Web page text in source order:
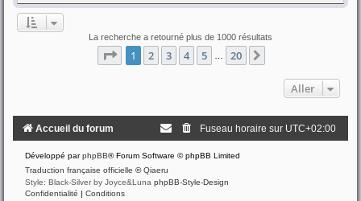
La recherche a retourné plus de 1000 résultats
Page 1sur20
1 2 3 4 5 20
Aller
Accueil du forum Fuseau horaire sur UTC+02:00
Développé parphpBB® Forum Software © phpBB Limited
Traduction française officielle ©Qiaeru
Style: Black-Silver by Joyce&Luna phpBB-Style-Design
Confidentialité | Conditions